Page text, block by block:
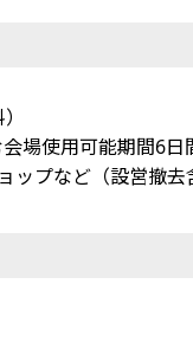
場使用可能期間6日
プなど（設営撤去